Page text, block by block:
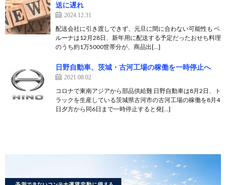
送に遅れ
2024.12.31
配送会社に引き渡しできず、元旦に間に合わない可能性も ベ
ルーナは12月28日、新年用に配送する予定だったおせち料理
のうち約1万5000世帯分が、商品出[…]
日野自動車、茨城・古河工場の稼働を一時停止へ
2021.08.02
コロナで東南アジアから部品供給難 日野自動車は8月2日、ト
ラックを生産している茨城県古河市の古河工場の稼働を8月4
日夕方から同6日まで一時停止すると発[…]